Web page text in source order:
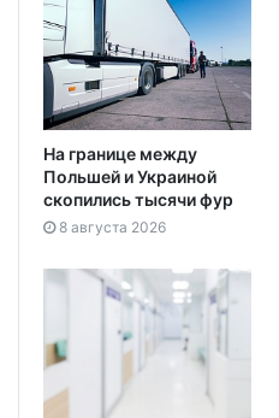
На границе между
Польшей и Украиной
скопились тысячи фур
8 августа 2026